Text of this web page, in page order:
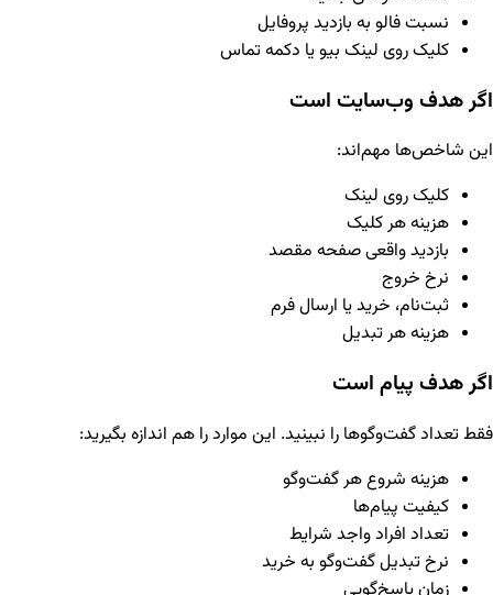
نسبت فالو به بازدید پروفایل
کلیک روی لینک بیو یا دکمه تماس
اگر هدف وب‌سایت است
این شاخص‌ها مهم‌اند:
کلیک روی لینک
هزینه هر کلیک
بازدید واقعی صفحه مقصد
نرخ خروج
ثبت‌نام، خرید یا ارسال فرم
هزینه هر تبدیل
اگر هدف پیام است
فقط تعداد گفت‌وگوها را نبینید. این موارد را هم اندازه بگیرید:
هزینه شروع هر گفت‌وگو
کیفیت پیام‌ها
تعداد افراد واجد شرایط
نرخ تبدیل گفت‌وگو به خرید